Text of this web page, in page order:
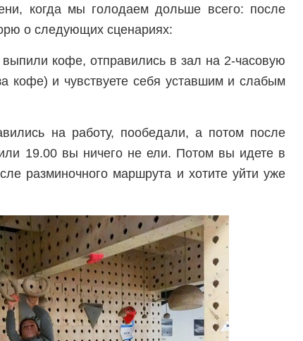
когда мы голодаем дольше всего: после
о следующих сценариях:
кофе, отправились в зал на 2-часовую
кофе) и чувствуете себя уставшим и слабым
на работу, пообедали, а потом после
19.00 вы ничего не ели. Потом вы идете в
разминочного маршрута и хотите уйти уже